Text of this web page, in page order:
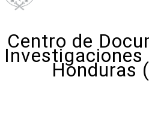
Centro de
Honduras